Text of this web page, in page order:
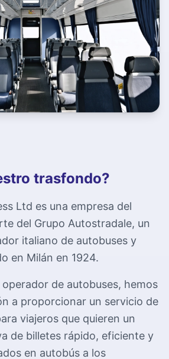
trasfondo?
Ltd es una empresa del
del Grupo Autostradale, un
italiano de autobuses y
en Milán en 1924.
de autobuses, hemos
a proporcionar un servicio de
viajeros que quieren un
de billetes rápido, eficiente y
en autobús a los